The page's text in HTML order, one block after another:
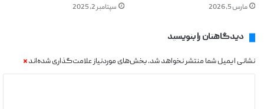
مارس 5, 2026 سپتامبر 2, 2025
دیدگاهتان را بنویسید
نشانی ایمیل شما منتشر نخواهد شد.بخش‌های موردنیاز علامت‌گذاری شده‌اند*